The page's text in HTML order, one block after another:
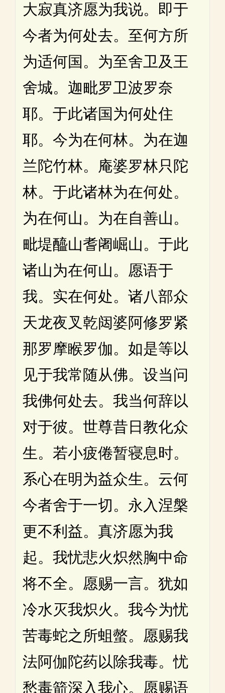
大寂真济愿为我说。即于
今者为何处去。至何方所
为适何国。为至舍卫及王
舍城。迦毗罗卫波罗奈
耶。于此诸国为何处住
耶。今为在何林。为在迦
兰陀竹林。庵婆罗林只陀
林。于此诸林为在何处。
为在何山。为在自善山。
毗堤醯山耆阇崛山。于此
诸山为在何山。愿语于
我。实在何处。诸八部众
天龙夜叉乾闼婆阿修罗紧
那罗摩睺罗伽。如是等以
见于我常随从佛。设当问
我佛何处去。我当何辞以
对于彼。世尊昔日教化众
生。若小疲倦暂寝息时。
系心在明为益众生。云何
今者舍于一切。永入涅槃
更不利益。真济愿为我
起。我忧悲火炽然胸中命
将不全。愿赐一言。犹如
冷水灭我炽火。我今为忧
苦毒蛇之所蛆螫。愿赐我
法阿伽陀药以除我毒。忧
愁毒箭深入我心。愿赐语